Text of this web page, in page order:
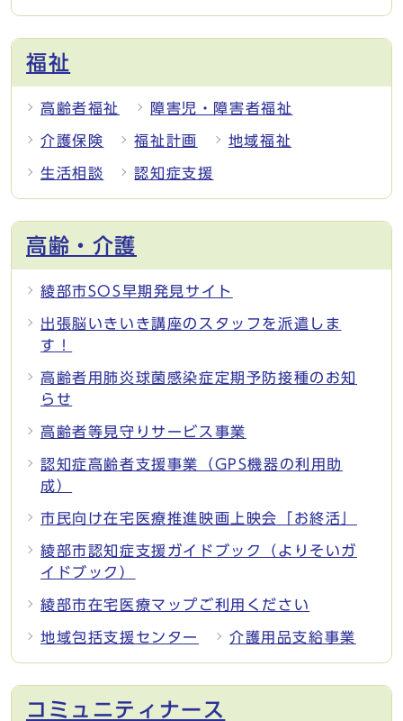
福祉
高齢者福祉 障害児・障害者福祉
介護保険 福祉計画 地域福祉
生活相談 認知症支援
高齢・介護
綾部市SOS早期発見サイト
出張脳いきいき講座のスタッフを派遣しま
す！
高齢者用肺炎球菌感染症定期予防接種のお知
らせ
高齢者等見守りサービス事業
認知症高齢者支援事業（GPS機器の利用助
成）
市民向け在宅医療推進映画上映会「お終活」
綾部市認知症支援ガイドブック（よりそいガ
イドブック）
綾部市在宅医療マップご利用ください
地域包括支援センター 介護用品支給事業
コミュニティナース